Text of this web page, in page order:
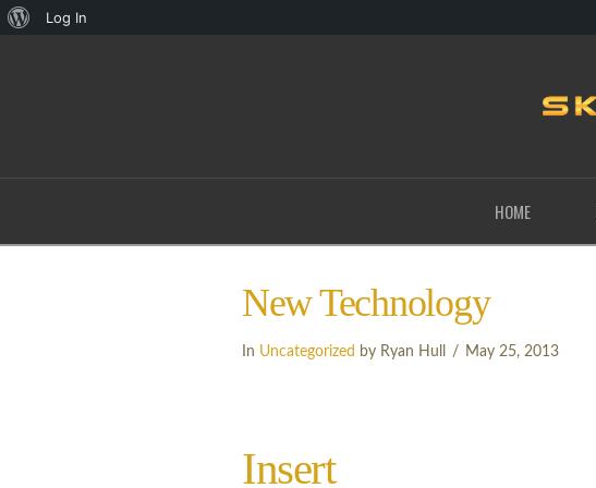
About
Log In
HOME
New Technology
In Uncategorized by Ryan Hull May 25, 2013
Insert